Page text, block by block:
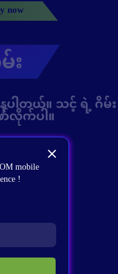
mobile
!
now
း
ပါတယ်။ သင့် ရဲ့ ဂိ
လိုက်ပါ။